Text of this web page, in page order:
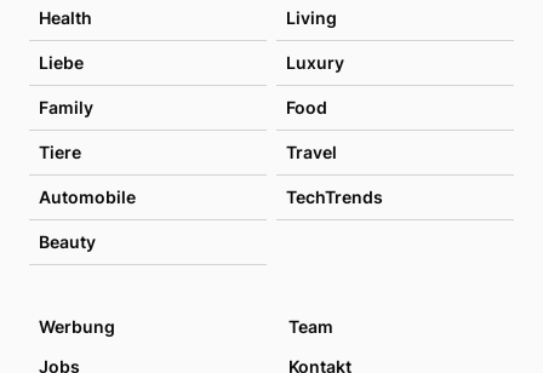
Health Living
Liebe Luxury
Family Food
Tiere Travel
Automobile TechTrends
Beauty
Werbung
Team
Jobs
Kontakt